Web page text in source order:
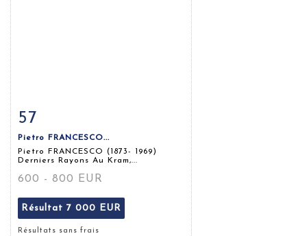
Fiche détaillée
57
Pietro FRANCESCO...
Pietro FRANCESCO (1873- 1969)
Derniers Rayons Au Kram,...
600 - 800 EUR
Résultat 7 000 EUR
Résultats sans frais